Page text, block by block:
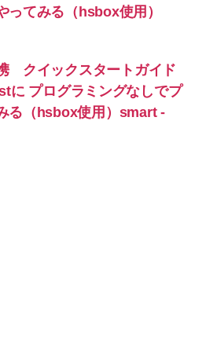
ってみる（hsbox使用）
クイックスタートガイド
に プログラミングなしでプ
る（hsbox使用）smart -